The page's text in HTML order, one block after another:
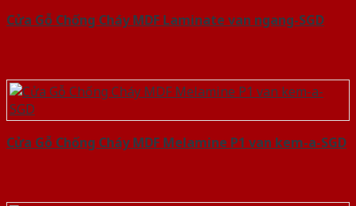
Cửa Gỗ Chống Cháy MDF Laminate van ngang-SGD
Cửa Gỗ Chống Cháy MDF Melamine P1 van kem-a-SGD